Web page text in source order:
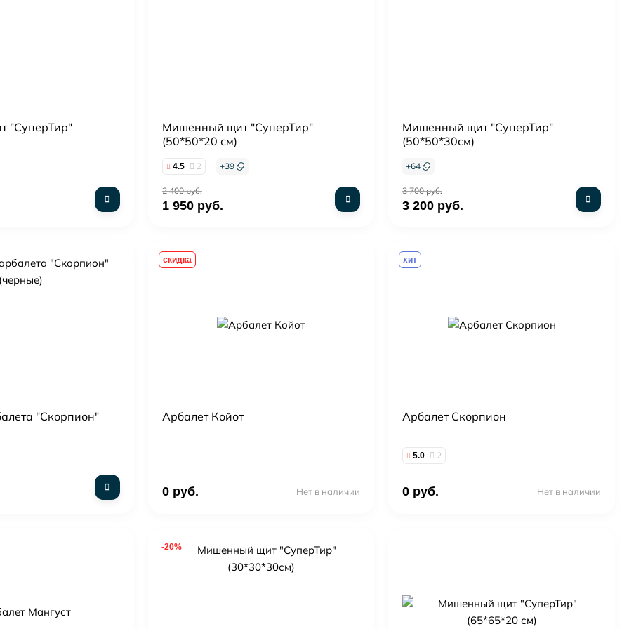
"СуперТир"
Мишенный щит "СуперТир"
(50*50*20 см)
4.5 2 +39
2 400 руб.
1 950 руб.
Мишенный щит "СуперТир"
(50*50*30см)
+64
3 700 руб.
3 200 руб.
"Скорпион"
скидка
Арбалет Койот
0 руб. Нет в наличии
хит
Арбалет Скорпион
5.0 2
0 руб. Нет в наличии
-20%